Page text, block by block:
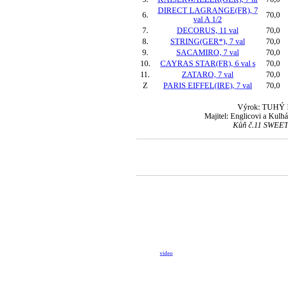
6.
DIRECT LAGRANGE(FR), 7
val A 1/2
70,0
7.
DECORUS, 11 val 70,0
8.
STRING(GER*), 7 val 70,0
9.
SACAMIRO, 7 val 70,0
10.
CAYRAS STAR(FR), 6 val s 70,0
11.
ZATARO, 7 val 70,0
Z
PARIS EIFFEL(IRE), 7 val 70,0
Výrok: TUHÝ
Majitel: Englicovi a
Kůň č.11
video